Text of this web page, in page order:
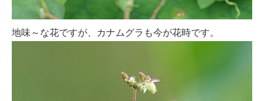
地味～な花ですが、カナムグラも今が花時です。